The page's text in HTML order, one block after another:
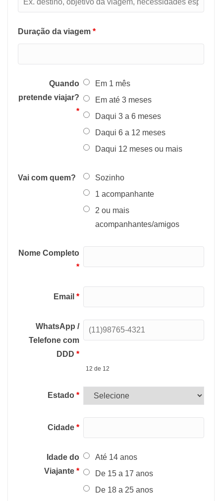
Duração da viagem *
Quando
pretende viajar?
*
Em 1 mês
Em até 3 meses
Daqui 3 a 6 meses
Daqui 6 a 12 meses
Daqui 12 meses ou mais
Vai com quem?
Sozinho
1 acompanhante
2 ou mais
acompanhantes/amigos
Nome Completo
*
Email*
WhatsApp /
Telefone com
DDD*
12 de 12
Estado*
Cidade*
Idade do
Viajante*
Até 14 anos
De 15 a 17 anos
De 18 a 25 anos